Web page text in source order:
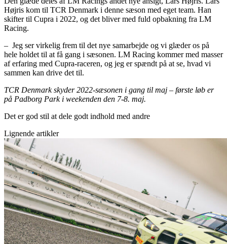
Højris kom til TCR Denmark i denne sæson med eget team. Han
skifter til Cupra i 2022, og det bliver med fuld opbakning fra LM
Racing.
– Jeg ser virkelig frem til det nye samarbejde og vi glæder os på
hele holdet til at få gang i sæsonen. LM Racing kommer med masser
af erfaring med Cupra-raceren, og jeg er spændt på at se, hvad vi
sammen kan drive det til.
TCR Denmark skyder 2022-sæsonen i gang til maj – første løb er
på Padborg Park i weekenden den 7-8. maj.
Det er god stil at dele godt indhold med andre
Lignende artikler